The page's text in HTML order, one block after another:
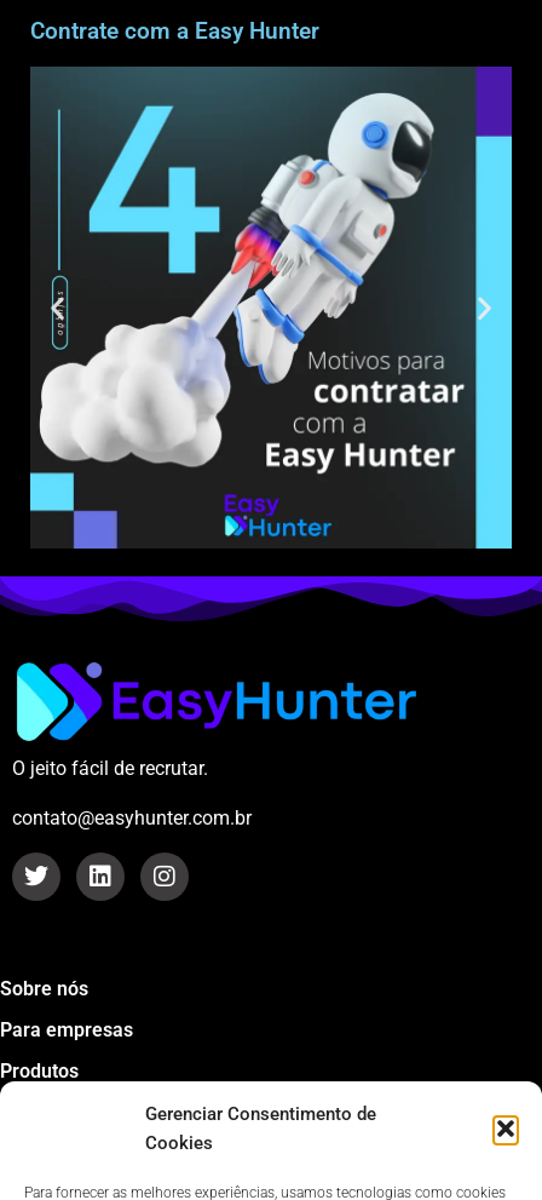
Gerenciar Consentimento de
Cookies
Para fornecer as melhores experiências, usamos tecnologias como cookies
Contrate com a Easy Hunter
O jeito fácil de recrutar.
contato@easyhunter.com.br
Sobre nós
Para empresas
Produtos
Dicas para contratar
Perguntas frequentes